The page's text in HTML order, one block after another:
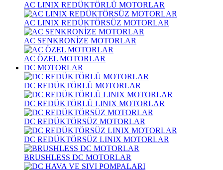
AC LINIX REDÜKTÖRLÜ MOTORLAR
AC LINIX REDÜKTÖRSÜZ MOTORLAR
AC SENKRONİZE MOTORLAR
AC ÖZEL MOTORLAR
DC MOTORLAR
DC REDÜKTÖRLÜ MOTORLAR
DC REDÜKTÖRLÜ LINIX MOTORLAR
DC REDÜKTÖRSÜZ MOTORLAR
DC REDÜKTÖRSÜZ LINIX MOTORLAR
BRUSHLESS DC MOTORLAR